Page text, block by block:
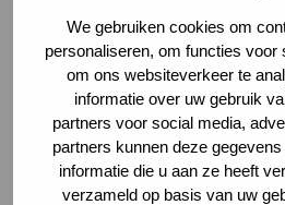
We gebruiken cookies om
personaliseren, om functies voor
om ons websiteverkeer te
informatie over uw gebruik
partners voor social media,
partners kunnen deze
informatie die u aan ze heeft
verzameld op basis van uw
Reinier Postlaan 4, 6525
Netherlands
024 361 66 00